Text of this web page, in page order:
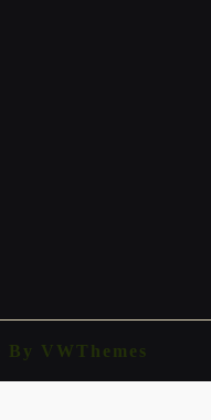
By VWThemes